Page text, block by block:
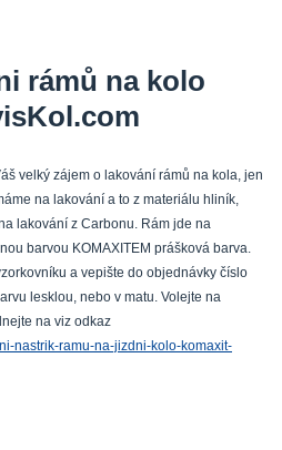
rámů na kolo
velký zájem o lakování rámů na kola, jen
na lakování a to z materiálu hliník,
lakování z Carbonu. Rám jde na
barvou KOMAXITEM prášková barva.
a vepište do objednávky číslo
lesklou, nebo v matu. Volejte na
na viz odkaz
nastrik-ramu-na-jizdni-kolo-komaxit-